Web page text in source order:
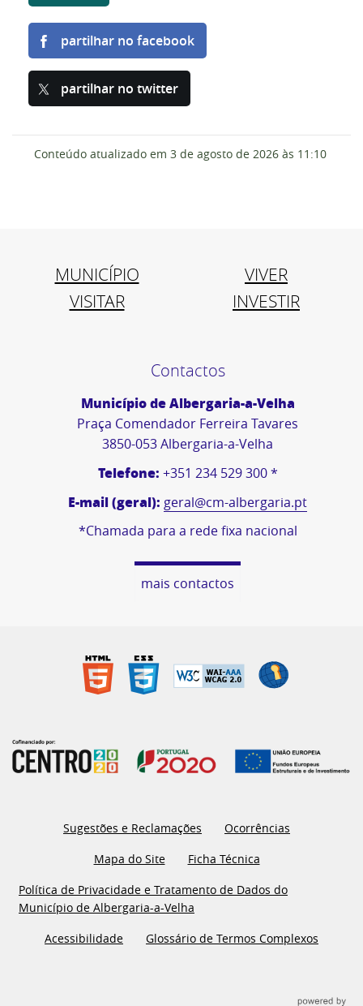
partilhar no facebook
partilhar no twitter
Conteúdo atualizado em 3 de agosto de 2026 às 11:10
MUNICÍPIO
VIVER
VISITAR
INVESTIR
Contactos
Município de Albergaria-a-Velha
Praça Comendador Ferreira Tavares
3850-053 Albergaria-a-Velha
Telefone: +351 234 529 300 *
E-mail (geral): geral@cm-albergaria.pt
*Chamada para a rede fixa nacional
mais contactos
Sugestões e Reclamações
Ocorrências
Mapa do Site
Ficha Técnica
Política de Privacidade e Tratamento de Dados do
Município de Albergaria-a-Velha
Acessibilidade
Glossário de Termos Complexos